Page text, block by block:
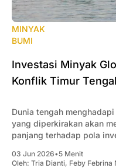
MINYAK
BUMI
Investasi Minyak
Konflik Timur
Dunia tengah
yang diperkirakan akan
panjang terhadap pola
03 Jun 2026•5 Menit
Oleh: Tria Dianti, Feby Febrina